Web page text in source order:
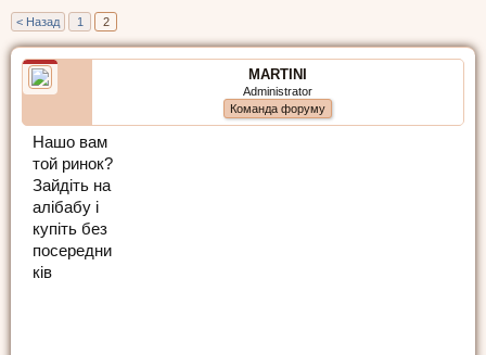
< Назад 1 2
MARTINI
Administrator
Команда форуму
Нашо вам
той ринок?
Зайдіть на
алібабу і
купіть без
посередни
ків